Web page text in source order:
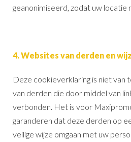
geanonimiseerd, zodat uw locatie
4. Websites van derden en
Deze cookieverklaring is niet van
van derden die door middel van
verbonden. Het is voor
garanderen dat deze derden op
veilige wijze omgaan met uw